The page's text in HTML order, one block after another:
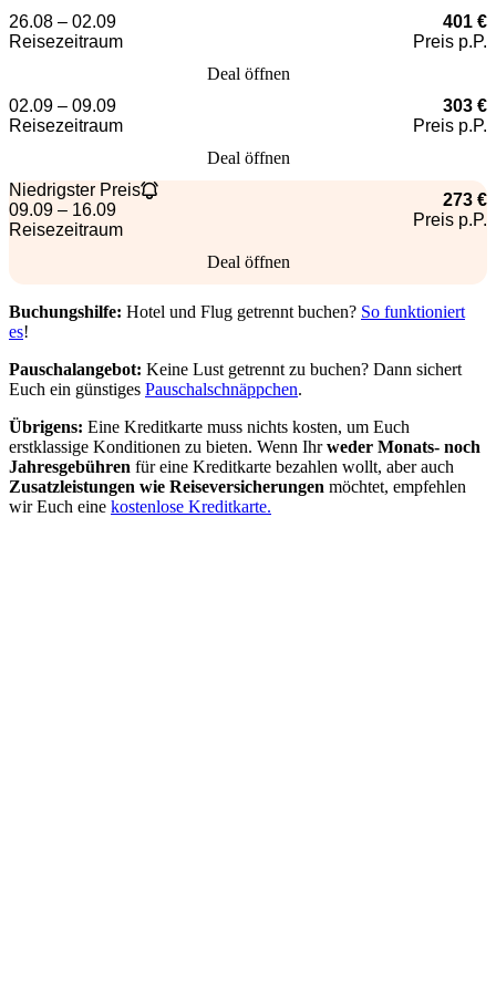
26.08 – 02.09
Reisezeitraum
401 €
Preis p.P.
Deal öffnen
02.09 – 09.09
Reisezeitraum
303 €
Preis p.P.
Deal öffnen
Niedrigster Preis
09.09 – 16.09
Reisezeitraum
273 €
Preis p.P.
Deal öffnen
Buchungshilfe: Hotel und Flug getrennt buchen? So funktioniert
es!
Pauschalangebot: Keine Lust getrennt zu buchen? Dann sichert
Euch ein günstiges Pauschalschnäppchen.
Übrigens: Eine Kreditkarte muss nichts kosten, um Euch
erstklassige Konditionen zu bieten. Wenn Ihrweder Monats- noch
Jahresgebühren für eine Kreditkarte bezahlen wollt, aber auch
Zusatzleistungen wie Reiseversicherungen möchtet, empfehlen
wir Euch eine kostenlose Kreditkarte.